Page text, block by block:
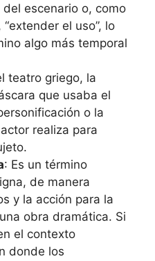
escenario o, como
el uso”, lo
algo más temporal
teatro griego, la
que usaba el
o la
realiza para
: Es un término
de manera
y la acción para la
obra dramática. Si
el contexto
donde los